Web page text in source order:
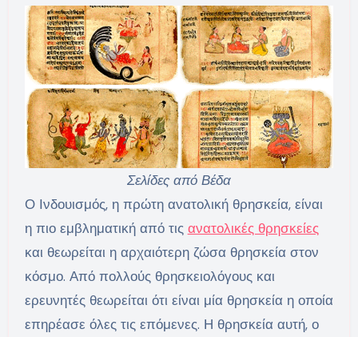
Σελίδες από Βέδα
Ο Ινδουισμός, η πρώτη ανατολική θρησκεία, είναι
η πιο εμβληματική από τις ανατολικές θρησκείες
και θεωρείται η αρχαιότερη ζώσα θρησκεία στον
κόσμο. Από πολλούς θρησκειολόγους και
ερευνητές θεωρείται ότι είναι μία θρησκεία η οποία
επηρέασε όλες τις επόμενες. Η θρησκεία αυτή, ο